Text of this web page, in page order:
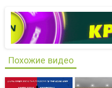
Похожие видео